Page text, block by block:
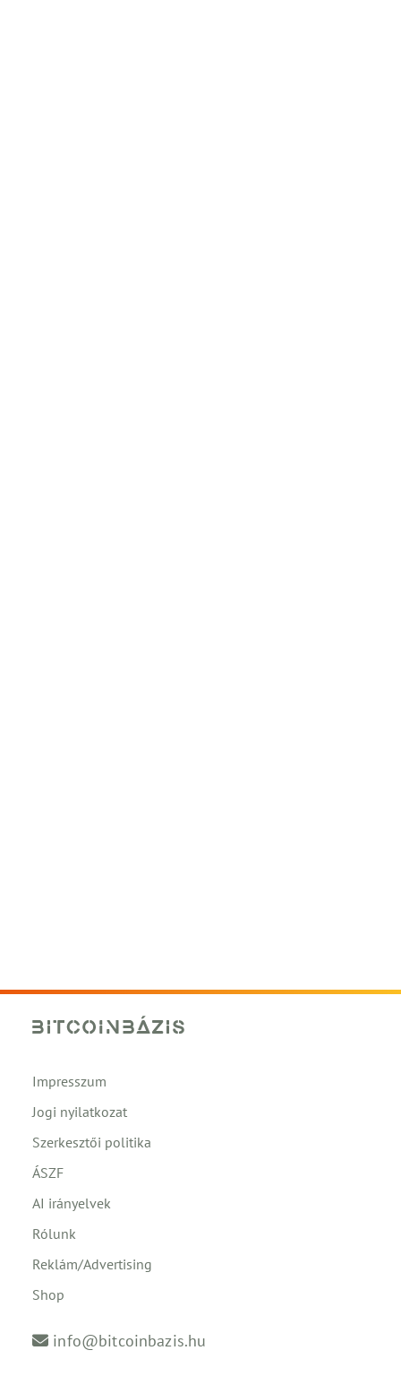
Impresszum
Jogi nyilatkozat
Szerkesztői politika
ÁSZF
AI irányelvek
Rólunk
Reklám/Advertising
Shop
info@bitcoinbazis.hu